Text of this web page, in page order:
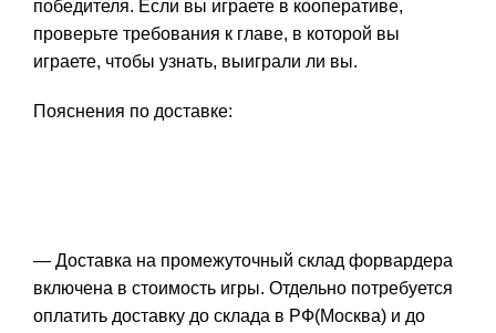
победителя. Если вы играете в кооперативе,
проверьте требования к главе, в которой вы
играете, чтобы узнать, выиграли ли вы.
Пояснения по доставке:
— Доставка на промежуточный склад форвардера
включена в стоимость игры. Отдельно потребуется
оплатить доставку до склада в РФ(Москва) и до